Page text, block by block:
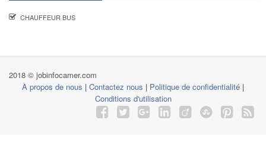
CHAUFFEUR BUS
2018 © jobinfocamer.com
À propos de nous | Contactez nous | Politique de confidentialité |
Conditions d'utilisation